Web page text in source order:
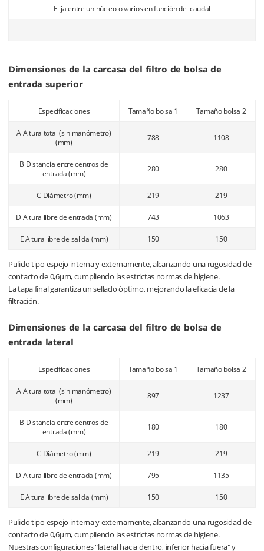
Elija entre un núcleo o varios en función del caudal
Dimensiones de la carcasa del filtro de bolsa de
entrada superior
Especificaciones Tamaño bolsa 1 Tamaño bolsa 2
A Altura total (sin manómetro)
(mm)
788 1108
B Distancia entre centros de
entrada (mm)
280 280
C Diámetro (mm) 219 219
D Altura libre de entrada (mm) 743 1063
E Altura libre de salida (mm) 150 150
Pulido tipo espejo interna y externamente, alcanzando una rugosidad de
contacto de 0,6μm, cumpliendo las estrictas normas de higiene.
La tapa final garantiza un sellado óptimo, mejorando la eficacia de la
filtración.
Dimensiones de la carcasa del filtro de bolsa de
entrada lateral
Especificaciones Tamaño bolsa 1 Tamaño bolsa 2
A Altura total (sin manómetro)
(mm)
897 1237
B Distancia entre centros de
entrada (mm)
180 180
C Diámetro (mm) 219 219
D Altura libre de entrada (mm) 795 1135
E Altura libre de salida (mm) 150 150
Pulido tipo espejo interna y externamente, alcanzando una rugosidad de
contacto de 0,6μm, cumpliendo las estrictas normas de higiene.
Nuestras configuraciones "lateral hacia dentro, inferior hacia fuera" y